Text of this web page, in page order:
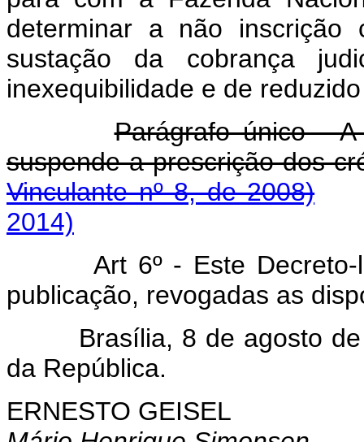
determinar a não
sustação da cobrança
inexequibilidade e de
Parágrafo único -
suspende a prescrição dos
Vinculante nº 8, de 2008)
2014)
Art 6º - Este
publicação, revogadas as
Brasília, 8 de agosto de
da República.
ERNESTO GEISEL